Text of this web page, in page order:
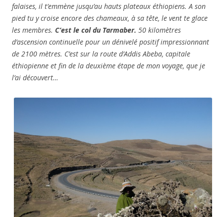
falaises, il t’emmène jusqu’au hauts plateaux éthiopiens. A son
pied tu y croise encore des chameaux, à sa tête, le vent te glace
les membres. C’est le col du Tarmaber. 50 kilomètres
d’ascension continuelle pour un dénivelé positif impressionnant
de 2100 mètres. C’est sur la route d’Addis Abeba, capitale
éthiopienne et fin de la deuxième étape de mon voyage, que je
l’ai découvert…